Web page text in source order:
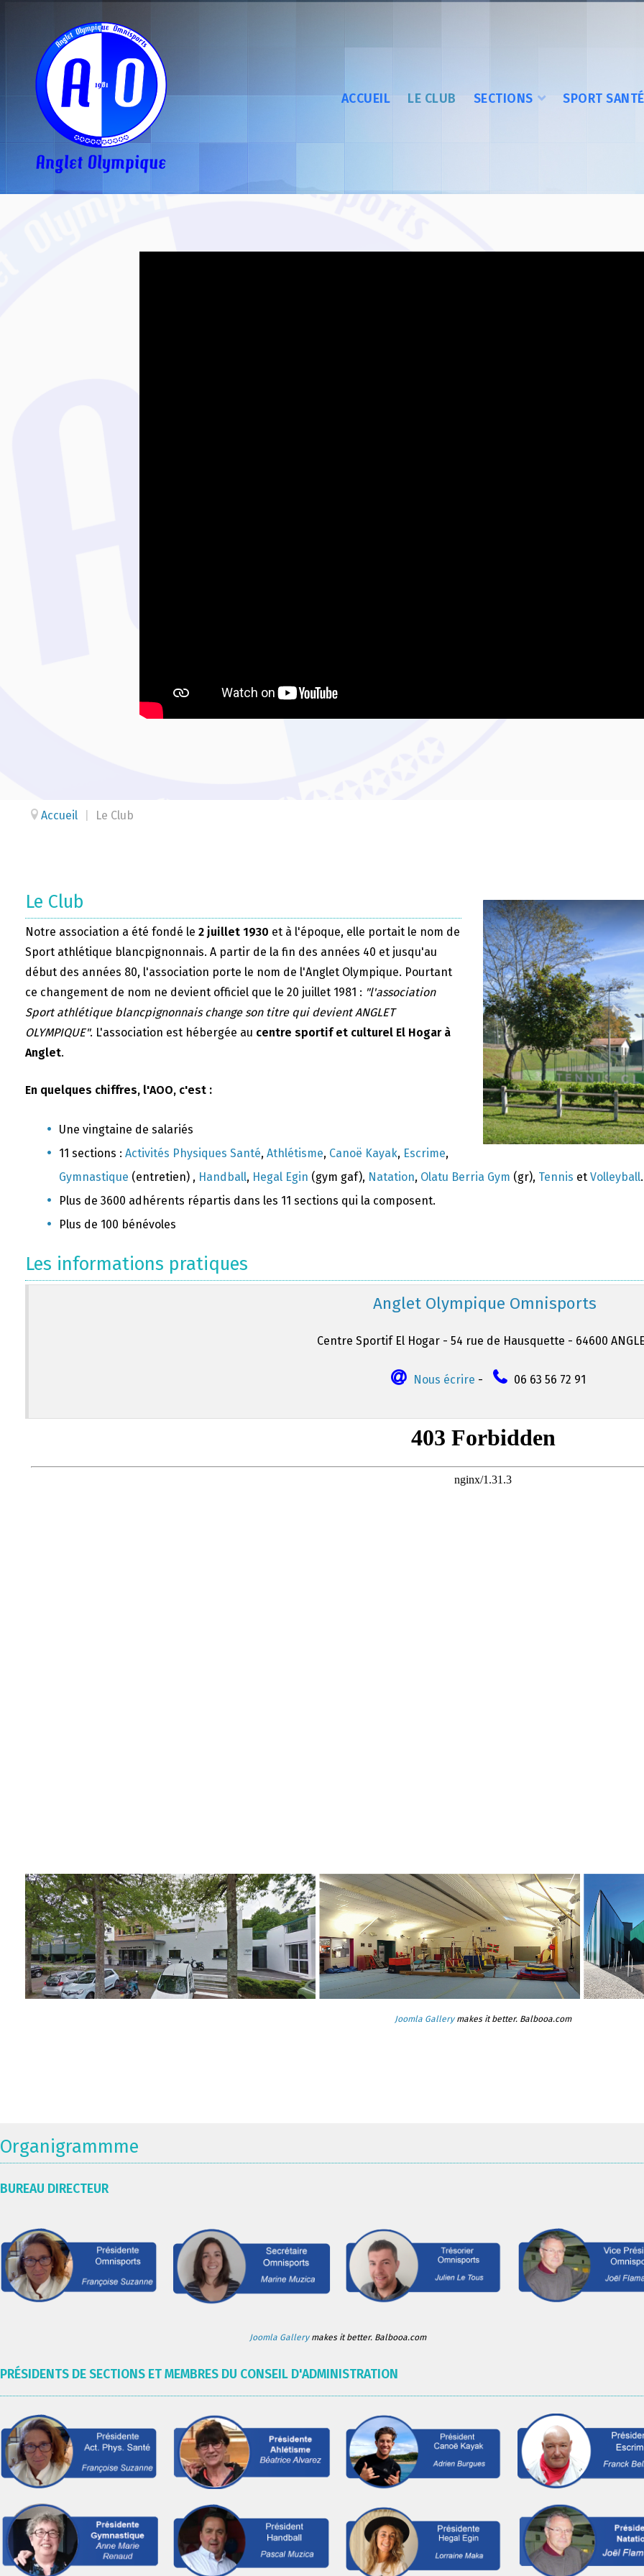
ACCUEIL LE CLUB SECTIONS SPORT SANTÉ
Accueil Le Club
Le Club
Notre association a été fondé le 2 juillet 1930 et à l'époque, elle portait le nom de
Sport athlétique blancpignonnais. A partir de la fin des années 40 et jusqu'au
début des années 80, l'association porte le nom de l'Anglet Olympique. Pourtant
ce changement de nom ne devient officiel que le 20 juillet 1981 : "l'association
Sport athlétique blancpignonnais change son titre qui devient ANGLET
OLYMPIQUE". L'association est hébergée au centre sportif et culturel El Hogar à
Anglet.
En quelques chiffres, l'AOO, c'est :
Une vingtaine de salariés
11 sections : Activités Physiques Santé, Athlétisme, Canoë Kayak, Escrime,
Gymnastique (entretien) , Handball, Hegal Egin (gym gaf), Natation, Olatu Berria Gym (gr), Tennis et Volleyball.
Plus de 3600 adhérents répartis dans les 11 sections qui la composent.
Plus de 100 bénévoles
Les informations pratiques
Anglet Olympique Omnisports
Centre Sportif El Hogar - 54 rue de Hausquette - 64600
Nous écrire - 06 63 56 72 91
Joomla Gallerymakes it better. Balbooa.com
Organigrammme
BUREAU DIRECTEUR
Joomla Gallerymakes it better. Balbooa.com
PRÉSIDENTS DE SECTIONS ET MEMBRES DU CONSEIL D'ADMINISTRATION